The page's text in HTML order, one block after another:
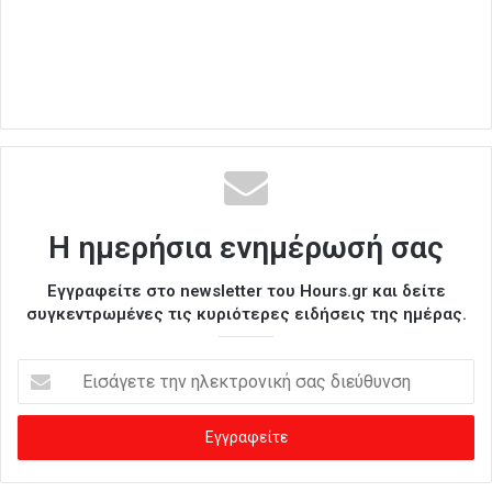
Η ημερήσια ενημέρωσή σας
Εγγραφείτε στο newsletter του Hours.gr και δείτε
συγκεντρωμένες τις κυριότερες ειδήσεις της ημέρας.
σ
γ
ε